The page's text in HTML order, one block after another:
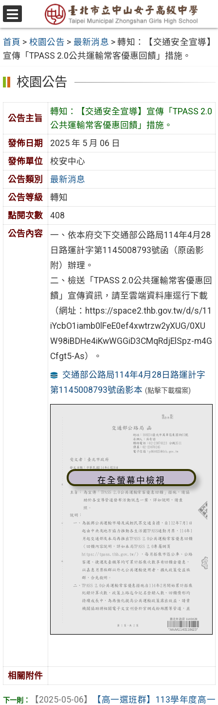
跳
至
要
內
容
區
選
單
首頁 > 校園公告 > 最新消息 >轉知：【交通安全宣導】
宣傳「TPASS 2.0公共運輸常客優惠回饋」措施。
校園公告
公告主旨
轉知：【交通安全宣導】宣傳「TPASS 2.0
公共運輸常客優惠回饋」措施。
發佈日期
2025 年 5 月 06 日
發佈單位
校安中心
公告類別
最新消息
公告等級
轉知
點閱次數
408
公告內容
一、依本府交下交通部公路局114年4月28
日路運計字第1145008793號函（原函影
附）辦理。
二、檢送「TPASS 2.0公共運輸常客優惠回
饋」宣傳資訊，請至雲端資料庫逕行下載
（網址：https://space2.thb.gov.tw/d/s/11
iYcbO1iamb0lFeE0ef4xwtrzw2yXUG/0XU
W98iBDHe4iKwWGGiD3CMqRdjElSpz-m4G
Cfgt5-As）。
交通部公路局114年4月28日路運計字
第1145008793號函影本 (點擊下載檔案)
在全螢幕中檢視
相關附件
【2025-05-06】
【高一選班群】113學年度高一